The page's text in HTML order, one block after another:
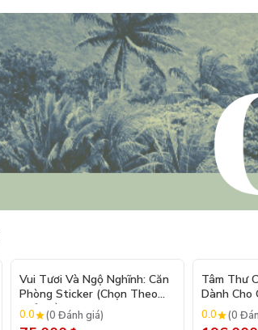
Vui Tươi Và Ngộ Nghĩnh: Căn
Phòng Sticker (Chọn Theo
Chủ Đề) - Hơn 250 Sticker
0.0 (0 Đánh giá)
Tâm Thư
Dành Cho
2026)
0.0 (0